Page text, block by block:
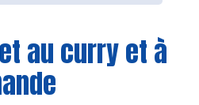
au curry et à